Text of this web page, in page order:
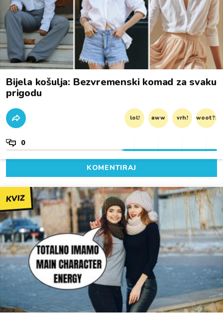
Bijela košulja: Bezvremenski komad za svaku
prigodu
lol! aww vrh! woot?!
0
KOMENTIRAJ
KVIZ